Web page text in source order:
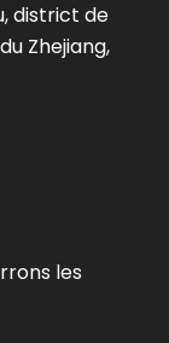
district de
Zhejiang,
les